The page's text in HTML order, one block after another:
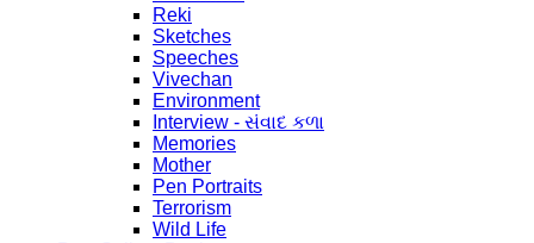
Reki
Sketches
Speeches
Vivechan
Environment
Interview - સંવાદ કળા
Memories
Mother
Pen Portraits
Terrorism
Wild Life